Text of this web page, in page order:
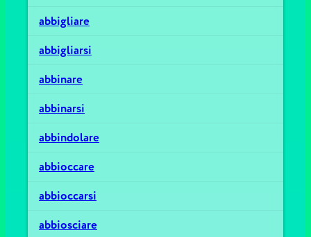
abbigliare
abbigliarsi
abbinare
abbinarsi
abbindolare
abbioccare
abbioccarsi
abbiosciare